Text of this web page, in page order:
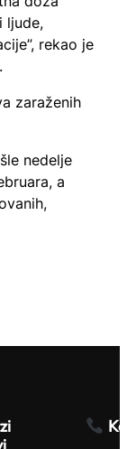
ljude,
rekao je
zaraženih
nedelje
a